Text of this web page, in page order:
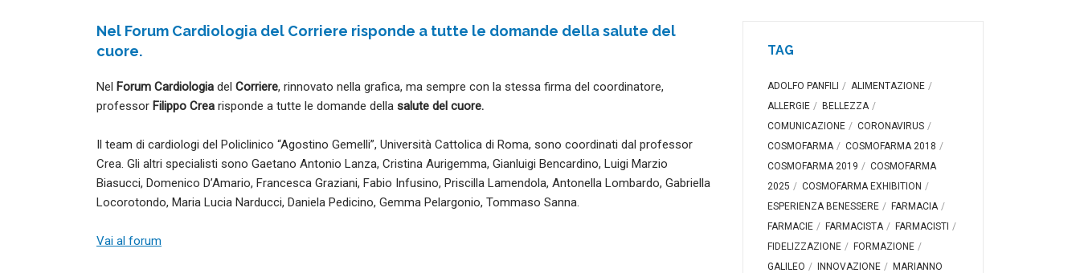
Nel Forum Cardiologia del Corriere risponde a tutte le domande della salute del
cuore.
Nel Forum Cardiologia del Corriere, rinnovato nella grafica, ma sempre con la stessa firma del coordinatore,
professor Filippo Crea risponde a tutte le domande della salute del cuore.
Il team di cardiologi del Policlinico “Agostino Gemelli”, Università Cattolica di Roma, sono coordinati dal professor
Crea. Gli altri specialisti sono Gaetano Antonio Lanza, Cristina Aurigemma, Gianluigi Bencardino, Luigi Marzio
Biasucci, Domenico D’Amario, Francesca Graziani, Fabio Infusino, Priscilla Lamendola, Antonella Lombardo, Gabriella
Locorotondo, Maria Lucia Narducci, Daniela Pedicino, Gemma Pelargonio, Tommaso Sanna.
Vai al forum
TAG
ADOLFO PANFILI
ALIMENTAZIONE
ALLERGIE
BELLEZZA
COMUNICAZIONE
CORONAVIRUS
COSMOFARMA
COSMOFARMA 2018
COSMOFARMA 2019
COSMOFARMA
2025
COSMOFARMA EXHIBITION
ESPERIENZA BENESSERE
FARMACIA
FARMACIE
FARMACISTA
FARMACISTI
FIDELIZZAZIONE
FORMAZIONE
GALILEO
INNOVAZIONE
MARIANNO